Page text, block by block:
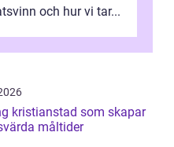
och hur vi tar...
kristianstad som skapar
måltider